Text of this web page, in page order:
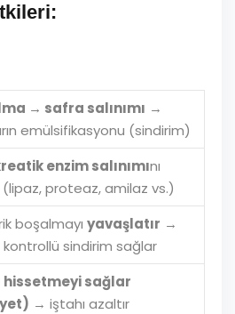
→ safra salınımı →
emülsifikasyonu (sindirim)
enzim salınımını
(lipaz, proteaz, amilaz vs.)
boşalmayı yavaşlatır →
sindirim sağlar
hissetmeyi sağlar
→ iştahı azaltır